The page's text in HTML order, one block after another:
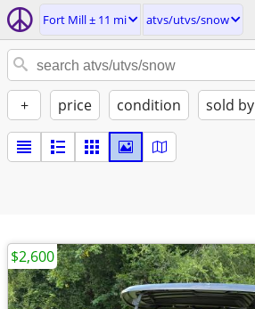
Fort Mill ± 11 mi atvs/utvs/snow
+ price condition sold by
$2,600